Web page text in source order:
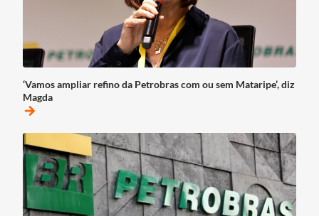
‘Vamos ampliar refino da Petrobras com ou sem Mataripe’, diz
Magda
arrow_forward